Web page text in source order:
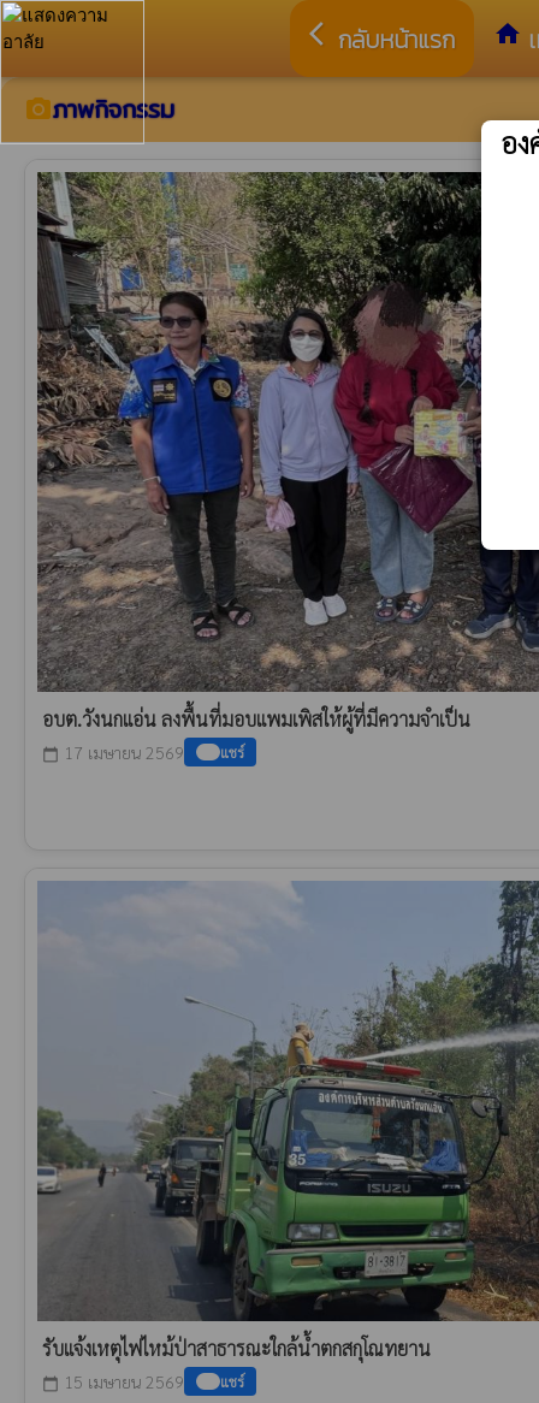
arrow_back_ios กลับหน้าแรก home
camera_altภาพกิจกรรม
อบต.วังนกแอ่น ลงพื้นที่มอบแพมเพิสให้ผู้ที่มีความจำเป็น
calendar_today 17 เมษายน 2569 แชร์
รับแจ้งเหตุไฟไหม้ป่าสาธารณะใกล้น้ำตกสกุโณทยาน
calendar_today 15 เมษายน 2569 แชร์
อ